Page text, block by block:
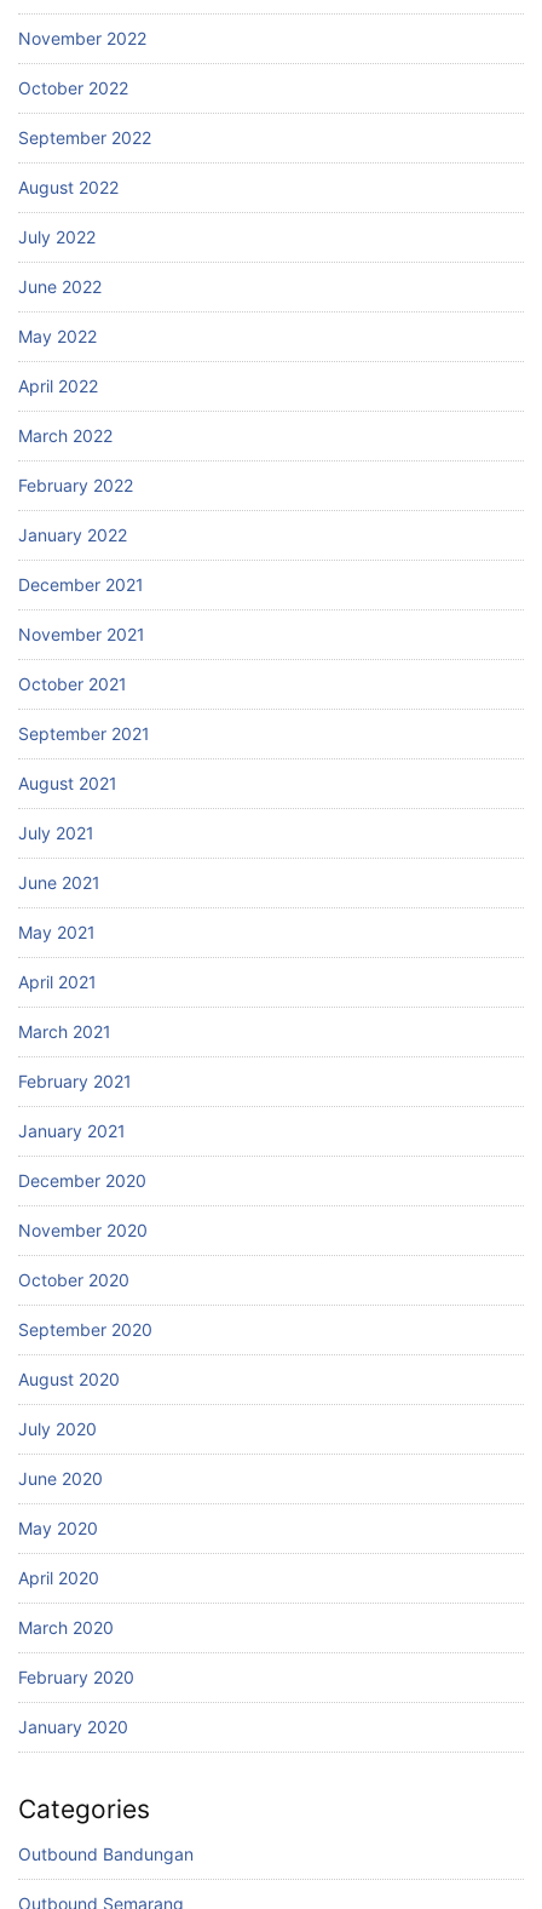
November 2022
October 2022
September 2022
August 2022
July 2022
June 2022
May 2022
April 2022
March 2022
February 2022
January 2022
December 2021
November 2021
October 2021
September 2021
August 2021
July 2021
June 2021
May 2021
April 2021
March 2021
February 2021
January 2021
December 2020
November 2020
October 2020
September 2020
August 2020
July 2020
June 2020
May 2020
April 2020
March 2020
February 2020
January 2020
Categories
Outbound Bandungan
Outbound Semarang